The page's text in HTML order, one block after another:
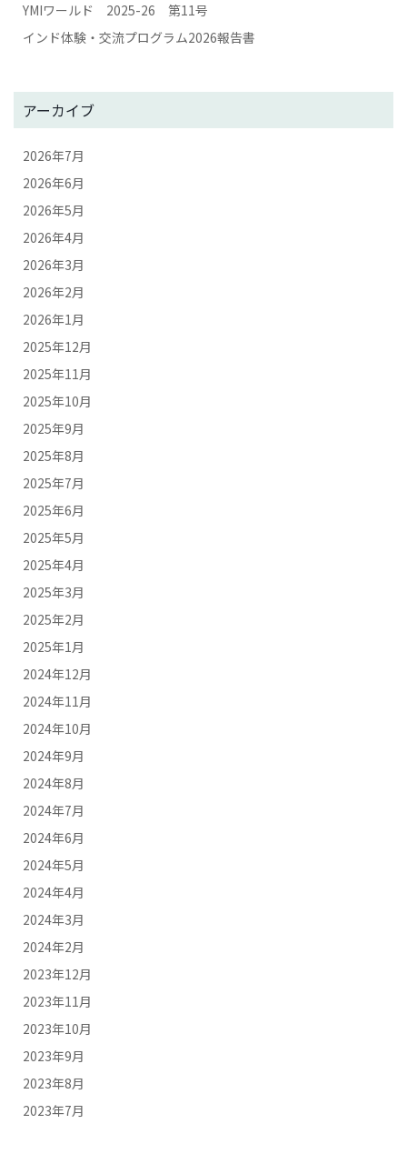
YMIワールド 2025-26 第11号
インド体験・交流プログラム2026報告書
アーカイブ
2026年7月
2026年6月
2026年5月
2026年4月
2026年3月
2026年2月
2026年1月
2025年12月
2025年11月
2025年10月
2025年9月
2025年8月
2025年7月
2025年6月
2025年5月
2025年4月
2025年3月
2025年2月
2025年1月
2024年12月
2024年11月
2024年10月
2024年9月
2024年8月
2024年7月
2024年6月
2024年5月
2024年4月
2024年3月
2024年2月
2023年12月
2023年11月
2023年10月
2023年9月
2023年8月
2023年7月